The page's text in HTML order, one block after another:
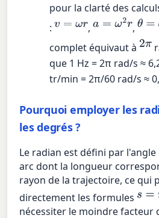
pour la clarté des
:v=ω r ,a=ω 2r , θ =ω
complet équivaut à 2π
que 1 Hz = 2π rad/s ≈
tr/min = 2π/60 rad/s ≈
Pourquoi employer les
les degrés ?
Le radian est défini par
arc dont la longueur
rayon de la trajectoire, ce qui
directement les formules s =rθ
nécessiter le moindre facteur